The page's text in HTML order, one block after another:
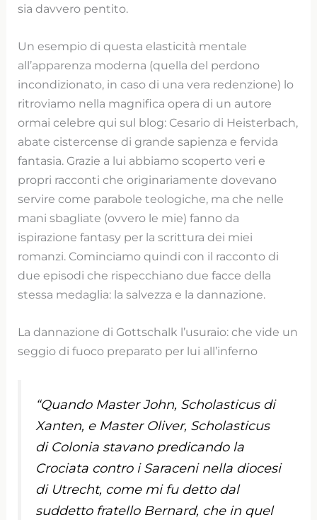
sia davvero pentito.
Un esempio di questa elasticità mentale
all’apparenza moderna (quella del perdono
incondizionato, in caso di una vera redenzione) lo
ritroviamo nella magnifica opera di un autore
ormai celebre qui sul blog: Cesario di Heisterbach,
abate cistercense di grande sapienza e fervida
fantasia. Grazie a lui abbiamo scoperto veri e
propri racconti che originariamente dovevano
servire come parabole teologiche, ma che nelle
mani sbagliate (ovvero le mie) fanno da
ispirazione fantasy per la scrittura dei miei
romanzi. Cominciamo quindi con il racconto di
due episodi che rispecchiano due facce della
stessa medaglia: la salvezza e la dannazione.
La dannazione di Gottschalk l’usuraio: che vide un
seggio di fuoco preparato per lui all’inferno
“Quando Master John, Scholasticus di
Xanten, e Master Oliver, Scholasticus
di Colonia stavano predicando la
Crociata contro i Saraceni nella diocesi
di Utrecht, come mi fu detto dal
suddetto fratello Bernard, che in quel